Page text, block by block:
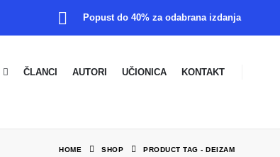
Popust do 40% za odabrana izdanja
ČLANCI AUTORI UČIONICA KONTAKT
HOME SHOP PRODUCT TAG - DEIZAM